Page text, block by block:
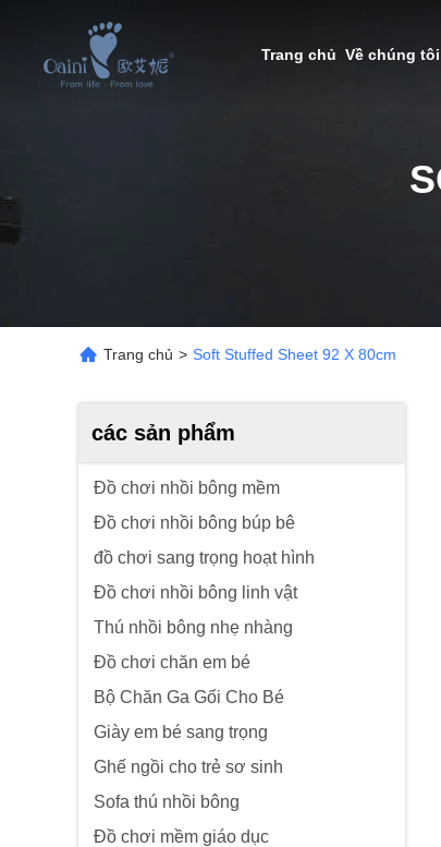
Trang chủ Về chúng tôi
Trang chủ > Soft Stuffed Sheet 92 X 80cm
các sản phẩm
Đồ chơi nhồi bông mềm
Đồ chơi nhồi bông búp bê
đồ chơi sang trọng hoạt hình
Đồ chơi nhồi bông linh vật
Thú nhồi bông nhẹ nhàng
Đồ chơi chăn em bé
Bộ Chăn Ga Gối Cho Bé
Giày em bé sang trọng
Ghế ngồi cho trẻ sơ sinh
Sofa thú nhồi bông
Đồ chơi mềm giáo dục